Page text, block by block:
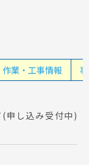
作業・工事情報
し込み受付中)